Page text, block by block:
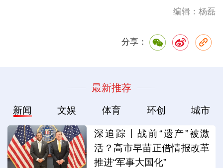
编辑：杨磊
分享：
最新推荐
新闻 文娱 体育 环创 城市
深追踪丨战前“遗产”被激
活？高市早苗正借情报改革
推进“军事大国化”